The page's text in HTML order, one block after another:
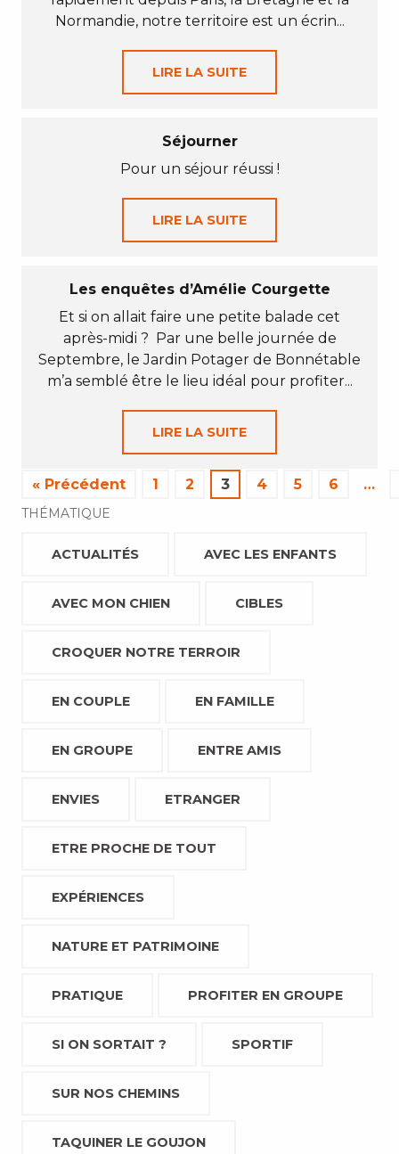
Normandie, notre territoire est un écrin...
LIRE LA SUITE
Séjourner
Pour un séjour réussi !
LIRE LA SUITE
Les enquêtes d’Amélie Courgette
Et si on allait faire une petite balade cet
après-midi ? Par une belle journée de
Septembre, le Jardin Potager de Bonnétable
m’a semblé être le lieu idéal pour profiter...
LIRE LA SUITE
« Précédent 1 2 3 4 5 6 …
THÉMATIQUE
ACTUALITÉS AVEC LES ENFANTS
AVEC MON CHIEN CIBLES
CROQUER NOTRE TERROIR
EN COUPLE EN FAMILLE
EN GROUPE ENTRE AMIS
ENVIES ETRANGER
ETRE PROCHE DE TOUT
EXPÉRIENCES
NATURE ET PATRIMOINE
PRATIQUE PROFITER EN GROUPE
SI ON SORTAIT ? SPORTIF
SUR NOS CHEMINS
TAQUINER LE GOUJON